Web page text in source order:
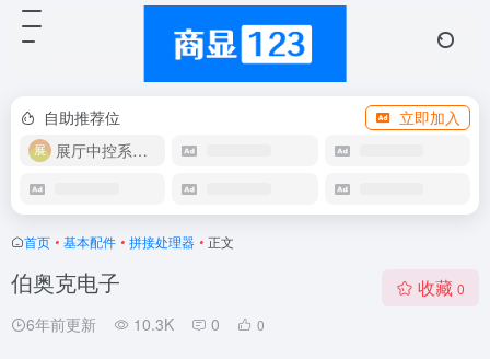
自助推荐位
立即加入
展厅中控系统OEM
首页 • 基本配件 • 拼接处理器 • 正文
伯奥克电子
6年前更新 10.3K 0 0
收藏 0